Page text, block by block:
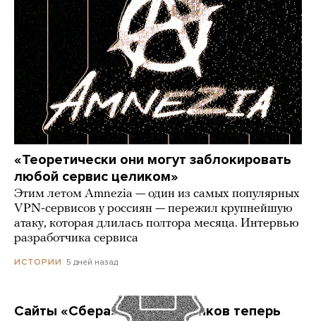
«Теоретически они могут заблокировать
любой сервис целиком»
Этим летом Amnezia — один из самых популярных
VPN-сервисов у россиян — пережил крупнейшую
атаку, которая длилась полтора месяца. Интервью
разработчика сервиса
ИСТОРИИ 5 дней назад
Сайты «Сбера» и других банков теперь